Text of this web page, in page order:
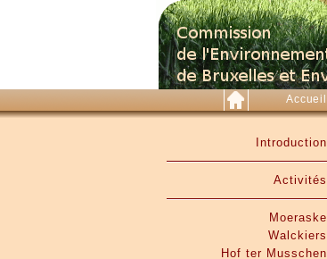
Accueil
Introduction
Activités
Moeraske
Walckiers
Hof ter Musschen